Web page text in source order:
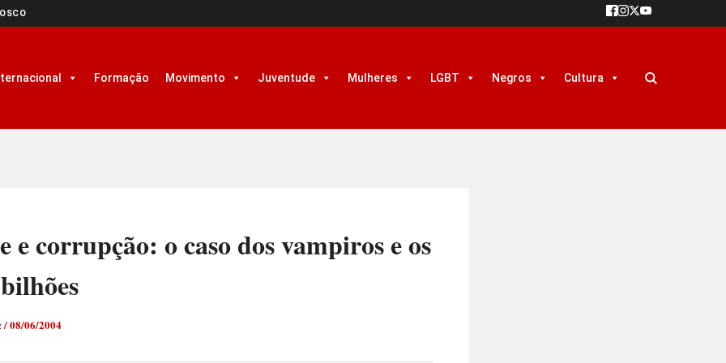
Formação Movimento Juventude Mulheres LGBT Negros Cultura
e corrupção: o caso dos vampiros e os
/08/06/2004